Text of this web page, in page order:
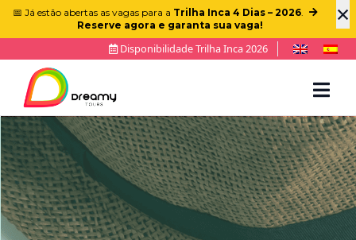
×
📅 Já estão abertas as vagas para a Trilha Inca 4 Dias – 2026.
Reserve agora e garanta sua vaga!
Disponibilidade Trilha Inca 2026